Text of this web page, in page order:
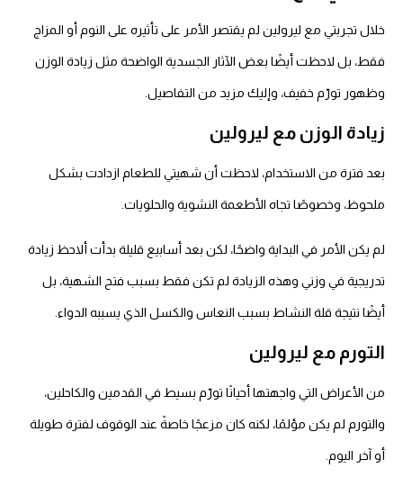
تجربتي مع ليرولين لم يقتصر الأمر على تأثيره على النوم أو المزاج
بل لاحظت أيضًا بعض الآثار الجسدية الواضحة مثل زيادة الوزن
تورّم خفيف، وإليك مزيد من التفاصيل.
الوزن مع ليرولين
فترة من الاستخدام، لاحظت أن شهيتي للطعام ازدادت بشكل
وخصوصًا تجاه الأطعمة النشوية والحلويات.
يكن الأمر في البداية واضحًا، لكن بعد أسابيع قليلة بدأت ألاحظ زيادة
في وزني وهذه الزيادة لم تكن فقط بسبب فتح الشهية، بل
نتيجة قلة النشاط بسبب النعاس والكسل الذي يسببه الدواء.
مع ليرولين
الأعراض التي واجهتها أحيانًا تورّم بسيط في القدمين والكاحلين،
لم يكن مؤلمًا، لكنه كان مزعجًا خاصةً عند الوقوف لفترة طويلة
آخر اليوم.